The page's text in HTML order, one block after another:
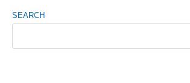
SEARCH